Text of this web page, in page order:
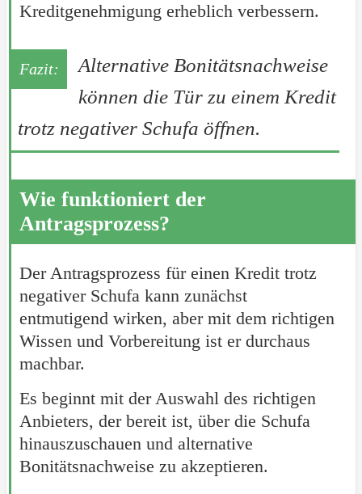
Kreditgenehmigung erheblich verbessern.
Alternative Bonitätsnachweise
können die Tür zu einem Kredit
trotz negativer Schufa öffnen.
Wie funktioniert der
Antragsprozess?
Der Antragsprozess für einen Kredit trotz
negativer Schufa kann zunächst
entmutigend wirken, aber mit dem richtigen
Wissen und Vorbereitung ist er durchaus
machbar.
Es beginnt mit der Auswahl des richtigen
Anbieters, der bereit ist, über die Schufa
hinauszuschauen und alternative
Bonitätsnachweise zu akzeptieren.